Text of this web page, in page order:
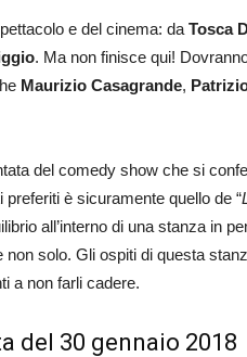
e del cinema: da Tosca
. Ma non finisce qui!
Maurizio Casagrande,
del comedy show che si
è sicuramente quello de “
all’interno di una stanza in
solo. Gli ospiti di questa
a non farli cadere.
del 30 gennaio 2018